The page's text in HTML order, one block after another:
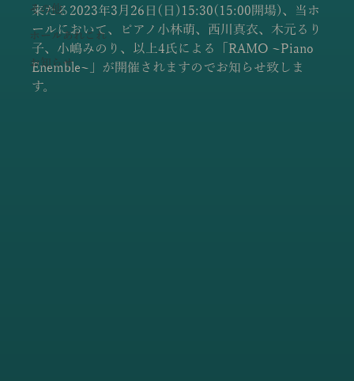
その他
ホールあれこれ
お知らせ
来たる2023年3月26日(日)15:30(15:00開場)、当ホ
ールにおいて、ピアノ小林萌、西川真衣、木元るり
子、小嶋みのり、以上4氏による「RAMO ~Piano
Enemble~」が開催されますのでお知らせ致しま
す。